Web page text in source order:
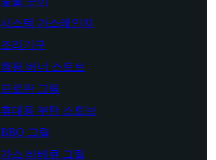
시스템 가스레인지
조리기구
캠핑 버너 스토브
프로판 그릴
휴대용 부탄 스토브
BBQ 그릴
가스 바베큐 그릴